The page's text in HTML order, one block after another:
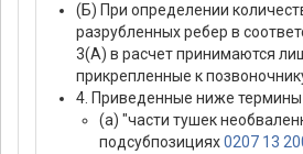
(Б) При определении
разрубленных ребер в
3(А) в расчет принимаются
прикрепленные к
4. Приведенные ниже
(а) "части тушек
подсубпозициях0207 13